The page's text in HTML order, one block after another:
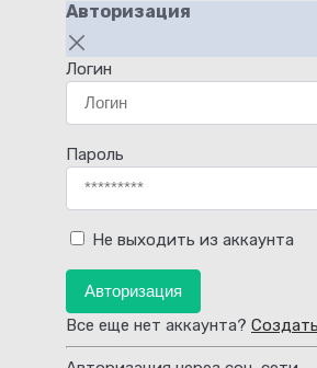
Авторизация
Логин
Пароль
Не выходить из аккаунта
Авторизация
Все еще нет аккаунта? Создать